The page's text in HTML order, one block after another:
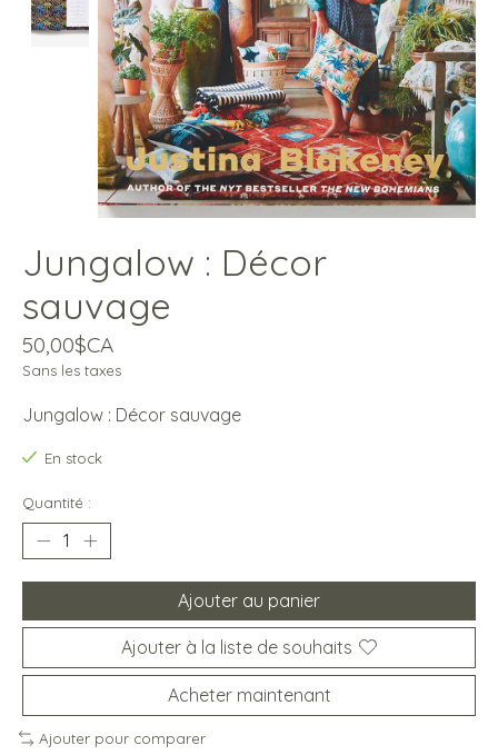
Jungalow : Décor
sauvage
50,00$CA
Sans les taxes
Jungalow : Décor sauvage
En stock
Quantité :
Ajouter au panier
Ajouter à la liste de souhaits
Acheter maintenant
Ajouter pour comparer